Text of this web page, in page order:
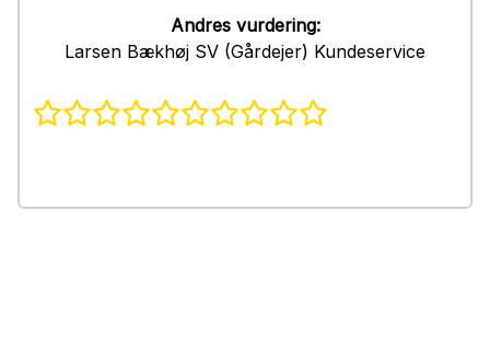
Andres vurdering:
Larsen Bækhøj SV (Gårdejer) Kundeservice